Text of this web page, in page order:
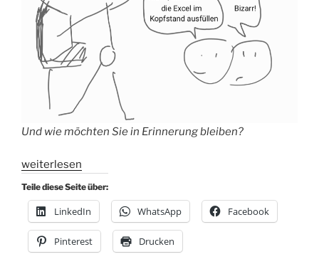
Und wie möchten Sie in Erinnerung bleiben?
„Serie:
Denkfehler
im
Job
nr
11
weiterlesen
Teile diese Seite über:
LinkedIn WhatsApp Facebook
Pinterest Drucken